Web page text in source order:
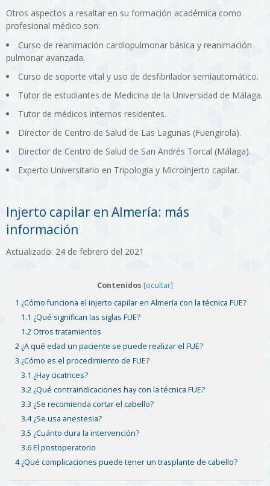
Otros aspectos a resaltar en su formación académica como
profesional médico son:
Curso de reanimación cardiopulmonar básica y reanimación
pulmonar avanzada.
Curso de soporte vital y uso de desfibrilador semiautomático.
Tutor de estudiantes de Medicina de la Universidad de Málaga.
Tutor de médicos internos residentes.
Director de Centro de Salud de Las Lagunas (Fuengirola).
Director de Centro de Salud de San Andrés Torcal (Málaga).
Experto Universitario en Tripologia y Microinjerto capilar.
Injerto capilar en Almería: más
información
Actualizado: 24 de febrero del 2021
Contenidos [ocultar]
1 ¿Cómo funciona el injerto capilar en Almería con la técnica FUE?
1.1 ¿Qué significan las siglas FUE?
1.2 Otros tratamientos
2 ¿A qué edad un paciente se puede realizar el FUE?
3 ¿Cómo es el procedimiento de FUE?
3.1 ¿Hay cicatrices?
3.2 ¿Qué contraindicaciones hay con la técnica FUE?
3.3 ¿Se recomienda cortar el cabello?
3.4 ¿Se usa anestesia?
3.5 ¿Cuánto dura la intervención?
3.6 El postoperatorio
4 ¿Qué complicaciones puede tener un trasplante de cabello?